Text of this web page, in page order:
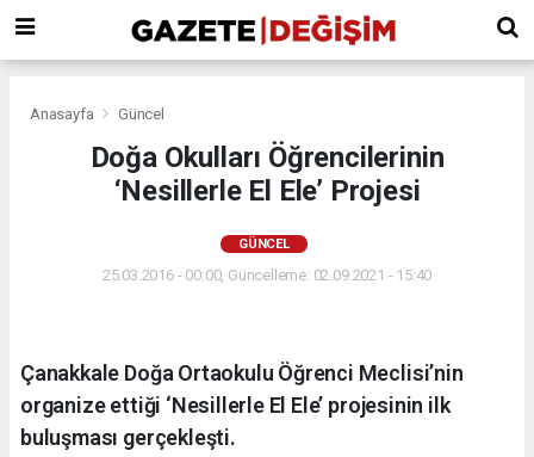
Anasayfa Güncel
Doğa Okulları Öğrencilerinin
‘Nesillerle El Ele’ Projesi
GÜNCEL
25.03.2016 - 00:00, Güncelleme: 02.09.2021 - 15:40
Çanakkale Doğa Ortaokulu Öğrenci Meclisi’nin
organize ettiği ‘Nesillerle El Ele’ projesinin ilk
buluşması gerçekleşti.